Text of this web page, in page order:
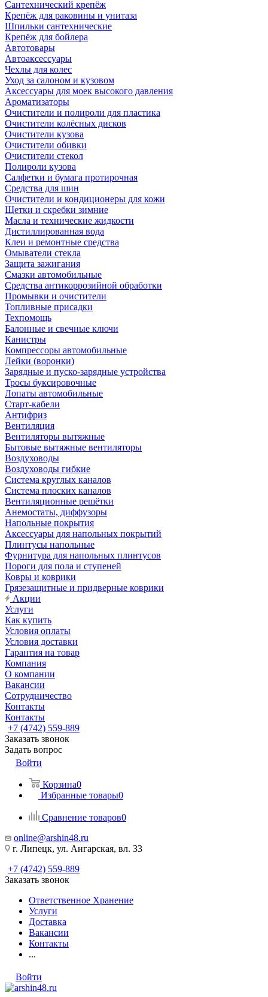
Сантехнический крепёж
Крепёж для раковины и унитаза
Шпильки сантехнические
Крепёж для бойлера
Автотовары
Автоаксессуары
Чехлы для колес
Уход за салоном и кузовом
Аксессуары для моек высокого давления
Ароматизаторы
Очистители и полироли для пластика
Очистители колёсных дисков
Очистители кузова
Очистители обивки
Очистители стекол
Полироли кузова
Салфетки и бумага протирочная
Средства для шин
Очистители и кондиционеры для кожи
Щетки и скребки зимние
Масла и технические жидкости
Дистиллированная вода
Клеи и ремонтные средства
Омыватели стекла
Защита зажигания
Смазки автомобильные
Средства антикоррозийной обработки
Промывки и очистители
Топливные присадки
Техпомощь
Балонные и свечные ключи
Канистры
Компрессоры автомобильные
Лейки (воронки)
Зарядные и пуско-зарядные устройства
Тросы буксировочные
Лопаты автомобильные
Старт-кабели
Антифриз
Вентиляция
Вентиляторы вытяжные
Бытовые вытяжные вентиляторы
Воздуховоды
Воздуховоды гибкие
Система круглых каналов
Система плоских каналов
Вентиляционные решётки
Анемостаты, диффузоры
Напольные покрытия
Аксессуары для напольных покрытий
Плинтусы напольные
Фурнитура для напольных плинтусов
Пороги для пола и ступеней
Ковры и коврики
Грязезащитные и придверные коврики
Акции
Услуги
Как купить
Условия оплаты
Условия доставки
Гарантия на товар
Компания
О компании
Вакансии
Сотрудничество
Контакты
Контакты
+7 (4742) 559-889
Заказать звонок
Задать вопрос
Войти
Корзина0
Избранные товары0
Сравнение товаров0
online@arshin48.ru
г. Липецк, ул. Ангарская, вл. 33
+7 (4742) 559-889
Заказать звонок
Ответственное Хранение
Услуги
Доставка
Вакансии
Контакты
...
Войти